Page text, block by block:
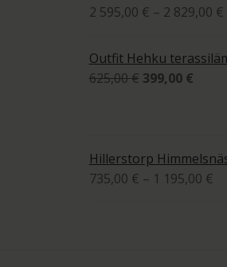
2 595,00 € – 2 829,00 €
Outfit Hehku
625,00€ Alkuperäinen
399,00 €
Hillerstorp
735,00 € – 1 195,00 €